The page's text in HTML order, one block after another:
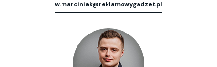
w.marciniak@reklamowygadzet.pl